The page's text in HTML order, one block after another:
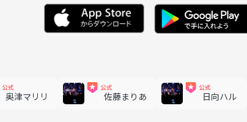
奥津マリリ 佐藤まりあ 日向ハル